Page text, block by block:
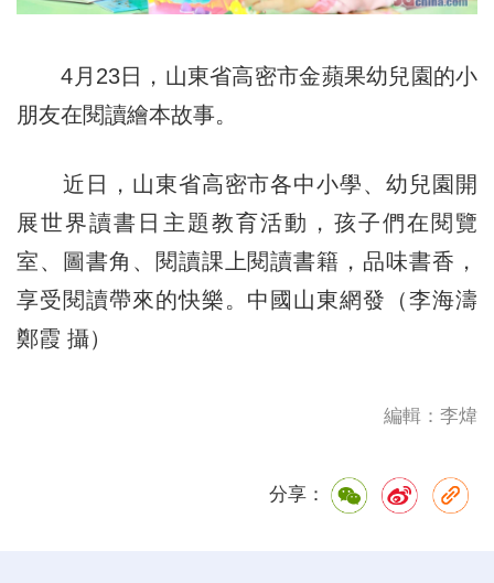
4月23日，山東省高密市金蘋果幼兒園的小
朋友在閱讀繪本故事。
近日，山東省高密市各中小學、幼兒園開
展世界讀書日主題教育活動，孩子們在閱覽
室、圖書角、閱讀課上閱讀書籍，品味書香，
享受閱讀帶來的快樂。中國山東網發（李海濤
鄭霞 攝）
編輯：李煒
分享：